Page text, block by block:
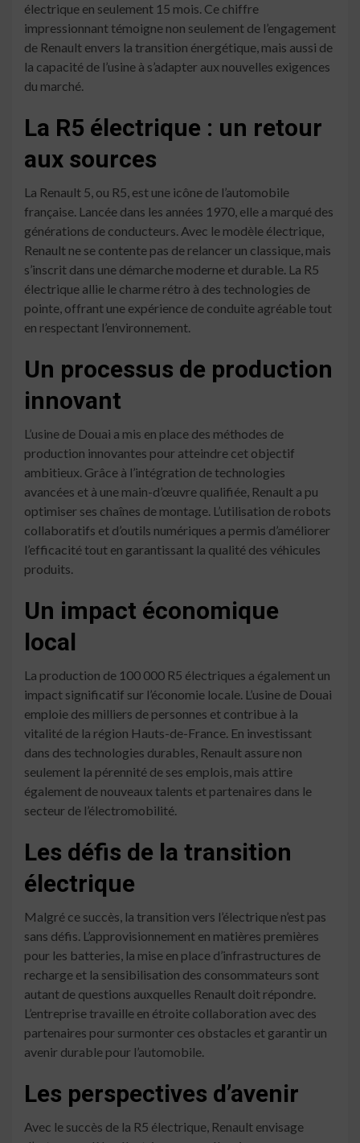
électrique en seulement 15 mois. Ce chiffre
impressionnant témoigne non seulement de l’engagement
de Renault envers la transition énergétique, mais aussi de
la capacité de l’usine à s’adapter aux nouvelles exigences
du marché.
La R5 électrique : un retour
aux sources
La Renault 5, ou R5, est une icône de l’automobile
française. Lancée dans les années 1970, elle a marqué des
générations de conducteurs. Avec le modèle électrique,
Renault ne se contente pas de relancer un classique, mais
s’inscrit dans une démarche moderne et durable. La R5
électrique allie le charme rétro à des technologies de
pointe, offrant une expérience de conduite agréable tout
en respectant l’environnement.
Un processus de production
innovant
L’usine de Douai a mis en place des méthodes de
production innovantes pour atteindre cet objectif
ambitieux. Grâce à l’intégration de technologies
avancées et à une main-d’œuvre qualifiée, Renault a pu
optimiser ses chaînes de montage. L’utilisation de robots
collaboratifs et d’outils numériques a permis d’améliorer
l’efficacité tout en garantissant la qualité des véhicules
produits.
Un impact économique
local
La production de 100 000 R5 électriques a également un
impact significatif sur l’économie locale. L’usine de Douai
emploie des milliers de personnes et contribue à la
vitalité de la région Hauts-de-France. En investissant
dans des technologies durables, Renault assure non
seulement la pérennité de ses emplois, mais attire
également de nouveaux talents et partenaires dans le
secteur de l’électromobilité.
Les défis de la transition
électrique
Malgré ce succès, la transition vers l’électrique n’est pas
sans défis. L’approvisionnement en matières premières
pour les batteries, la mise en place d’infrastructures de
recharge et la sensibilisation des consommateurs sont
autant de questions auxquelles Renault doit répondre.
L’entreprise travaille en étroite collaboration avec des
partenaires pour surmonter ces obstacles et garantir un
avenir durable pour l’automobile.
Les perspectives d’avenir
Avec le succès de la R5 électrique, Renault envisage